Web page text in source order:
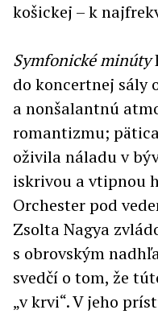
košickej – k
Symfonické minúty
do koncertnej sály
a nonšalantnú
romantizmu;
oživila náladu v
iskrivou a vtipnou
Orchester pod
Zsolta Nagya
s obrovským
svedčí o tom, že
„v krvi“. V jeho